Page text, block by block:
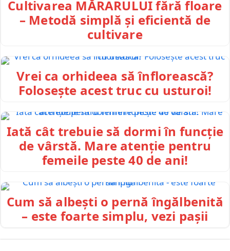
Cultivarea MĂRARULUI fără floare
– Metodă simplă și eficientă de
cultivare
Vrei ca orhideea să înflorească?
Folosește acest truc cu usturoi!
Iată cât trebuie să dormi în funcție
de vârstă. Mare atenție pentru
femeile peste 40 de ani!
Cum să albești o pernă îngălbenită
– este foarte simplu, vezi pașii